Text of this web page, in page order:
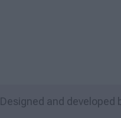
Designed and developed